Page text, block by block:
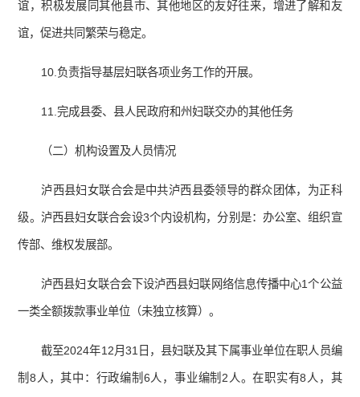
谊，积极发展同其他县市、其他地区的友好往来，增进了解和友
谊，促进共同繁荣与稳定。
10.负责指导基层妇联各项业务工作的开展。
11.完成县委、县人民政府和州妇联交办的其他任务
（二）机构设置及人员情况
泸西县妇女联合会是中共泸西县委领导的群众团体，为正科
级。泸西县妇女联合会设3个内设机构，分别是：办公室、组织宣
传部、维权发展部。
泸西县妇女联合会下设泸西县妇联网络信息传播中心1个公益
一类全额拨款事业单位（未独立核算）。
截至2024年12月31日，县妇联及其下属事业单位在职人员编
制8人，其中：行政编制6人，事业编制2人。在职实有8人，其